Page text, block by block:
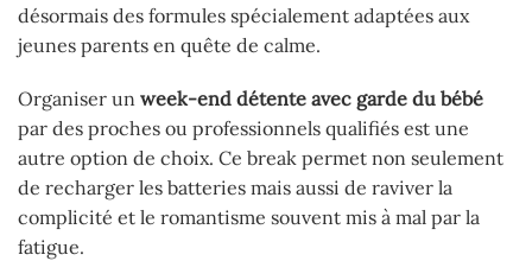
désormais des formules spécialement adaptées aux
jeunes parents en quête de calme.
Organiser un week-end détente avec garde du bébé
par des proches ou professionnels qualifiés est une
autre option de choix. Ce break permet non seulement
de recharger les batteries mais aussi de raviver la
complicité et le romantisme souvent mis à mal par la
fatigue.